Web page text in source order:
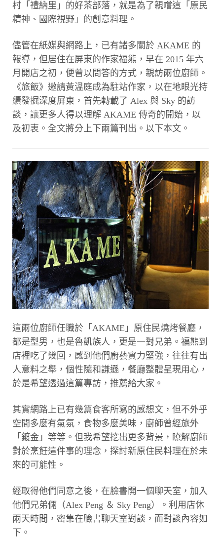
村「禮納里」的好茶部落，就是為了親嚐這「原民
精神、國際視野」的創意料理。
儘管在紙媒與網路上，已有諸多關於 AKAME 的
報導，但居住在屏東的作家福熊，早在 2015 年六
月開店之初，便曾以問答的方式，親訪兩位廚師。
《旅飯》邀請黃溫庭成為駐站作家，以在地眼光持
續發掘深度屏東，首先轉載了 Alex 與 Sky 的訪
談，讓更多人得以理解 AKAME 傳奇的開始，以
及初衷。全文將分上下兩篇刊出。以下本文。
這兩位廚師任職於「AKAME」原住民燒烤餐廳，
都是型男，也是魯凱族人，更是一對兄弟。福熊到
店裡吃了幾回，感到他們廚藝實力堅強，往往有出
人意料之舉，個性隨和謙遜，餐廳整體呈現用心，
於是希望透過這篇專訪，推薦給大家。
其實網路上已有幾篇食客所寫的感想文，但不外乎
空間多麼有氣氛，食物多麼美味，廚師曾經旅外
「鍍金」等等。但我希望挖出更多背景，瞭解廚師
對於烹飪這件事的理念，探討新原住民料理在於未
來的可能性。
經取得他們同意之後，在臉書開一個聊天室，加入
他們兄弟倆（Alex Peng ＆ Sky Peng）。利用店休
兩天時間，密集在臉書聊天室對談，而對談內容如
下。